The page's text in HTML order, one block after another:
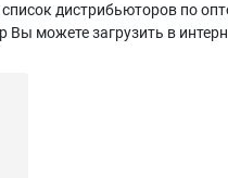
дистрибьюторов по
можете загрузить в